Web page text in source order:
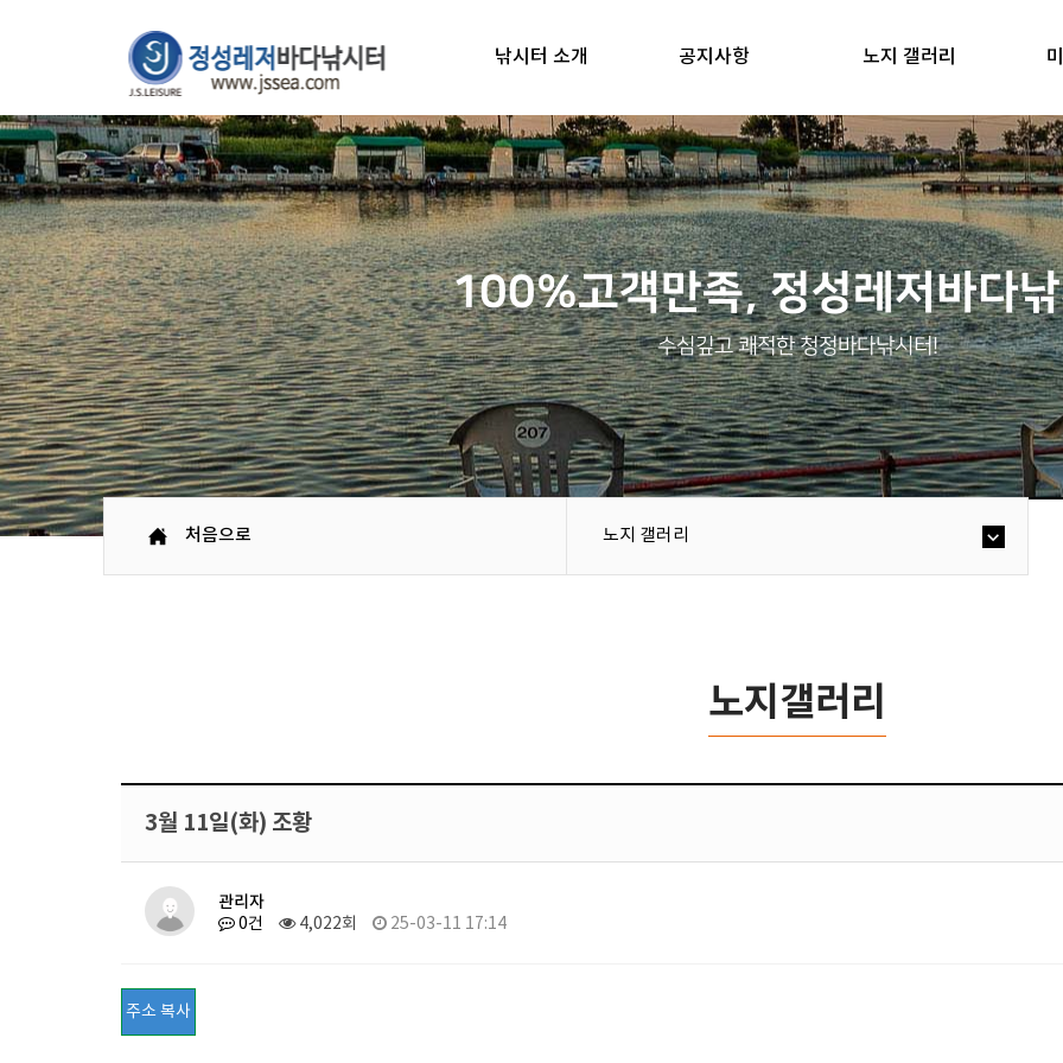
낚시터 소개 공지사항 노지 갤러리
100%고객만족, 정성레저바다
수심깊고 쾌적한 청정바다낚시터!
처음으로 노지 갤러리
노지갤러리
3월 11일(화) 조황
관리자
0건 4,022회 25-03-11 17:14
주소 복사